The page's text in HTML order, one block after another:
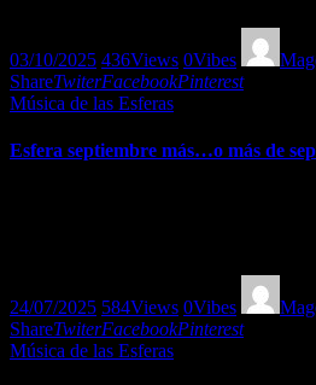
03/10/2025 436Views 0Vibes
ShareTwiterFacebookPinterest
Música de las Esferas
Esfera septiembre más…o más de
24/07/2025 584Views 0Vibes
ShareTwiterFacebookPinterest
Música de las Esferas